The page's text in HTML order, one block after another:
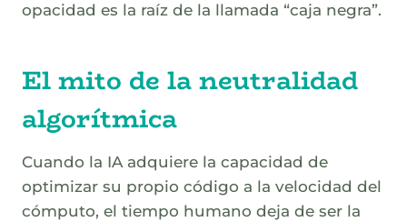
opacidad es la raíz de la llamada “caja negra”.
El mito de la neutralidad
algorítmica
Cuando la IA adquiere la capacidad de
optimizar su propio código a la velocidad del
cómputo, el tiempo humano deja de ser la